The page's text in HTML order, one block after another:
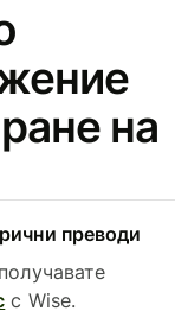
на
преводи
с Wise.